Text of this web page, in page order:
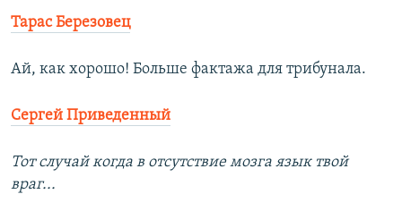
Тарас Березовец
Ай, как хорошо! Больше фактажа для трибунала.
Сергей Приведенный
Тот случай когда в отсутствие мозга язык твой
враг...